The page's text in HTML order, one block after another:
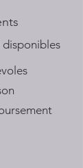
disponibles